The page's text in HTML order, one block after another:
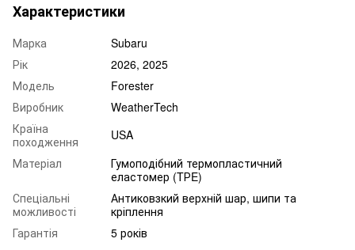
Характеристики
Марка
Subaru
Рік
2026, 2025
Модель
Forester
Виробник
WeatherTech
Країна
походження
USA
Матеріал
Гумоподібний термопластичний
еластомер (TРE)
Спеціальні
можливості
Антиковзкий верхній шар, шипи та
кріплення
Гарантія
5 років